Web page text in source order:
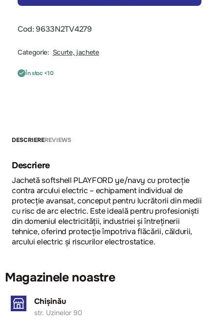
Cod: 9633N2TV4279
Categorie: Scurte, jachete
În stoc <10
DESCRIEREREVIEWS
Descriere
Jachetă softshell PLAYFORD ye/navy cu protecție
contra arcului electric – echipament individual de
protecție avansat, conceput pentru lucrătorii din medii
cu risc de arc electric. Este ideală pentru profesioniști
din domeniul electricității, industriei și întreținerii
tehnice, oferind protecție împotriva flăcării, căldurii,
arcului electric și riscurilor electrostatice.
Magazinele noastre
Chișinău
str. Uzinelor 90